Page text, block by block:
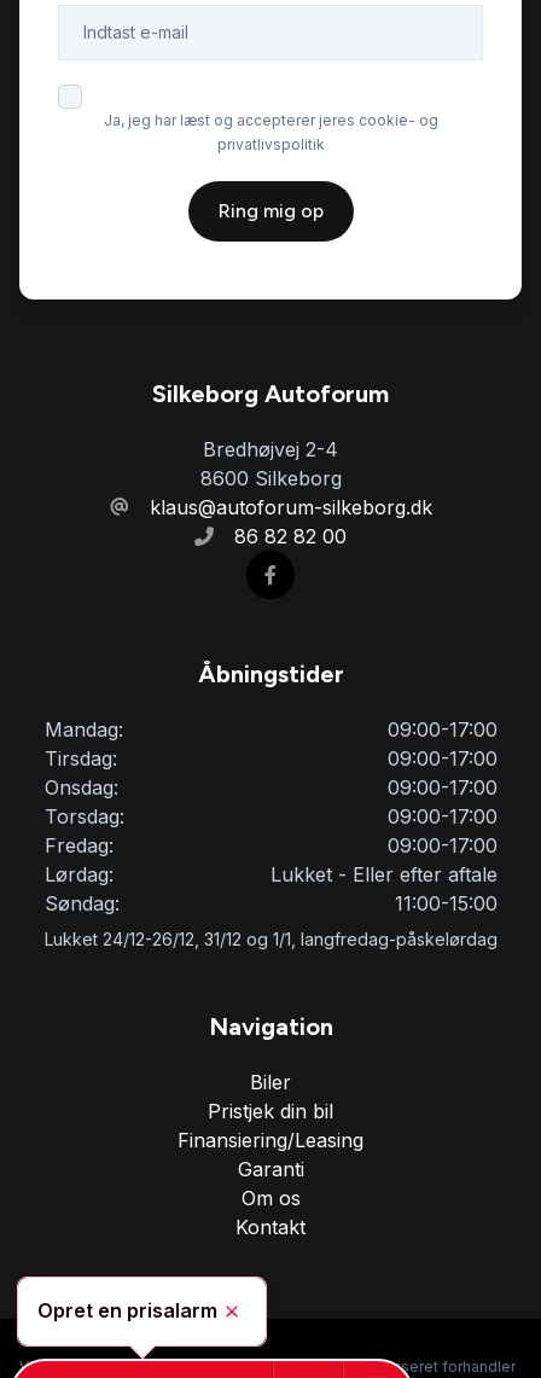
Ja, jeg har læst og accepterer jeres cookie- og
privatlivspolitik
Ring mig op
Silkeborg Autoforum
Bredhøjvej 2-4
8600 Silkeborg
klaus@autoforum-silkeborg.dk
86 82 82 00
Åbningstider
Mandag:
09:00-17:00
Tirsdag:
09:00-17:00
Onsdag:
09:00-17:00
Torsdag:
09:00-17:00
Fredag:
09:00-17:00
Lørdag:
Lukket - Eller efter aftale
Søndag:
11:00-15:00
Lukket 24/12-26/12, 31/12 og 1/1, langfredag-påskelørdag
Navigation
Biler
Pristjek din bil
Finansiering/Leasing
Garanti
Om os
Kontakt
Vi er specialiseret i salg af kvalitetsbiler, og en uautoriseret forhandler
Opret en prisalarm
Skjul